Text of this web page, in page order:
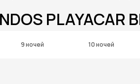
PLAYACAR
9 ночей 10 ночей